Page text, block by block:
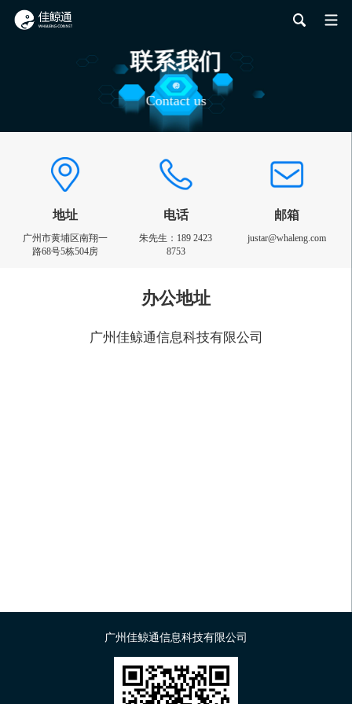
联系我们
Contact us
地址
广州市黄埔区南翔一
路68号5栋504房
电话
朱先生：189 2423
8753
邮箱
justar@whaleng.com
办公地址
广州佳鲸通信息科技有限公司
广州佳鲸通信息科技有限公司